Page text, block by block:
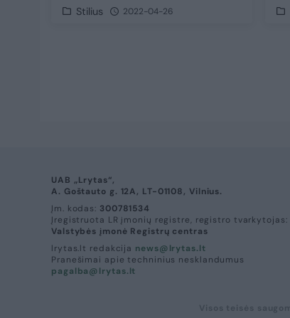
Stilius 2022-04-26
UAB „Lrytas“,
A. Goštauto g. 12A, LT-01108, Vilnius.
Įm. kodas: 300781534
Įregistruota LR įmonių registre, registro tvarkytojas:
Valstybės įmonė Registrų centras
lrytas.lt redakcija news@lrytas.lt
Pranešimai apie techninius nesklandumus
pagalba@lrytas.lt